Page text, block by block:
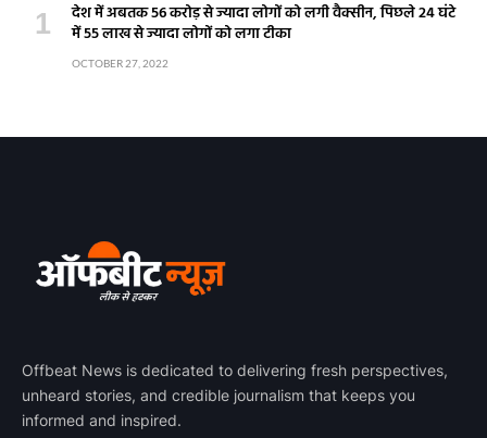
देश में अबतक 56 करोड़ से ज्यादा लोगों को लगी वैक्सीन, पिछले 24 घंटे
में 55 लाख से ज्यादा लोगों को लगा टीका
OCTOBER 27, 2022
Offbeat News is dedicated to delivering fresh perspectives,
unheard stories, and credible journalism that keeps you
informed and inspired.